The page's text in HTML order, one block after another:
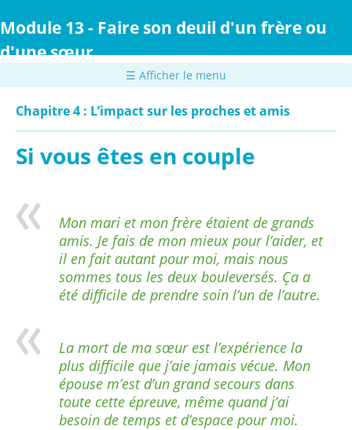
au
principal
Module 13 - Faire son deuil d'un frère ou
d'une sœur
☰ Afficher le menu
Chapitre 4 : L’impact sur les proches et amis
Si vous êtes en couple
Mon mari et mon frère étaient de grands
amis. Je fais de mon mieux pour l’aider, et
il en fait autant pour moi, mais nous
sommes tous les deux bouleversés. Ça a
été difficile de prendre soin l’un de l’autre.
La mort de ma sœur est l’expérience la
plus difficile que j’aie jamais vécue. Mon
épouse m’est d’un grand secours dans
toute cette épreuve, même quand j’ai
besoin de temps et d’espace pour moi.